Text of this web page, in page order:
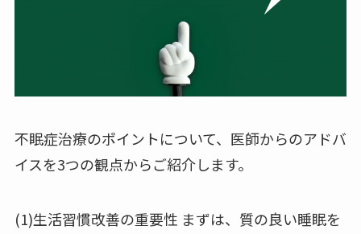
不眠症治療のポイントについて、医師からのアドバ
イスを3つの観点からご紹介します。
(1)生活習慣改善の重要性 まずは、質の良い睡眠を